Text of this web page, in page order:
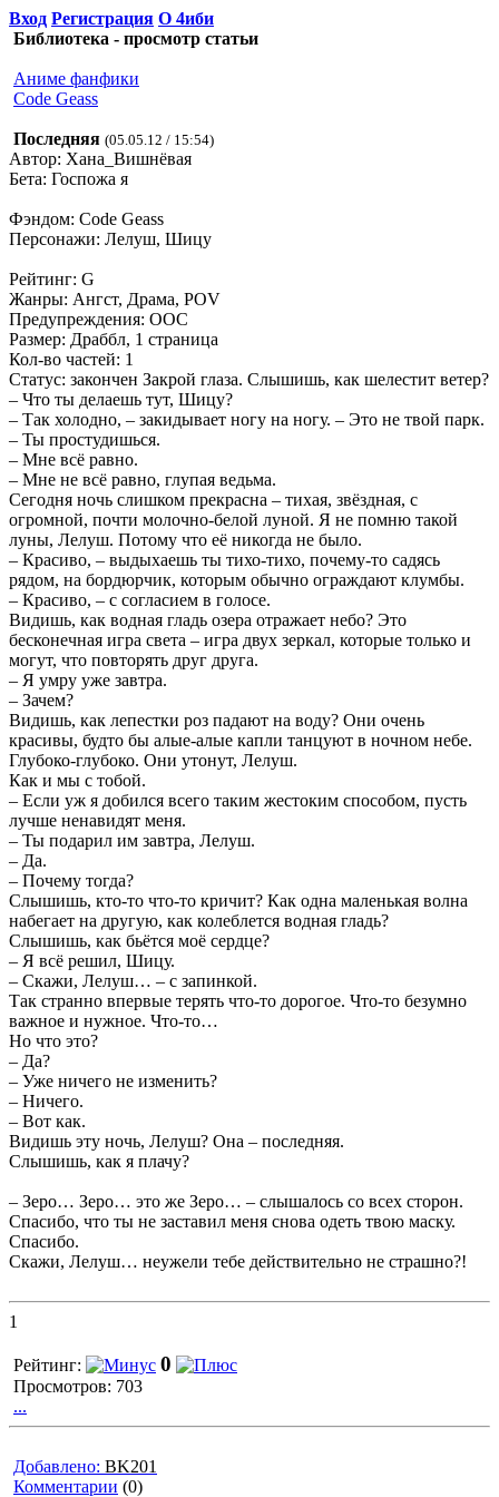
Вход Регистрация О 4иби
Библиотека - просмотр статьи
Аниме фанфики
Code Geass
Последняя (05.05.12 / 15:54)
Автор: Хана_Вишнёвая
Бета: Госпожа я
Фэндом: Code Geass
Персонажи: Лелуш, Шицу
Рейтинг: G
Жанры: Ангст, Драма, POV
Предупреждения: OOC
Размер: Драббл, 1 страница
Кол-во частей: 1
Статус: закончен Закрой глаза. Слышишь, как шелестит ветер?
– Что ты делаешь тут, Шицу?
– Так холодно, – закидывает ногу на ногу. – Это не твой парк.
– Ты простудишься.
– Мне всё равно.
– Мне не всё равно, глупая ведьма.
Сегодня ночь слишком прекрасна – тихая, звёздная, с
огромной, почти молочно-белой луной. Я не помню такой
луны, Лелуш. Потому что её никогда не было.
– Красиво, – выдыхаешь ты тихо-тихо, почему-то садясь
рядом, на бордюрчик, которым обычно ограждают клумбы.
– Красиво, – с согласием в голосе.
Видишь, как водная гладь озера отражает небо? Это
бесконечная игра света – игра двух зеркал, которые только и
могут, что повторять друг друга.
– Я умру уже завтра.
– Зачем?
Видишь, как лепестки роз падают на воду? Они очень
красивы, будто бы алые-алые капли танцуют в ночном небе.
Глубоко-глубоко. Они утонут, Лелуш.
Как и мы с тобой.
– Если уж я добился всего таким жестоким способом, пусть
лучше ненавидят меня.
– Ты подарил им завтра, Лелуш.
– Да.
– Почему тогда?
Слышишь, кто-то что-то кричит? Как одна маленькая волна
набегает на другую, как колеблется водная гладь?
Слышишь, как бьётся моё сердце?
– Я всё решил, Шицу.
– Скажи, Лелуш… – с запинкой.
Так странно впервые терять что-то дорогое. Что-то безумно
важное и нужное. Что-то…
Но что это?
– Да?
– Уже ничего не изменить?
– Ничего.
– Вот как.
Видишь эту ночь, Лелуш? Она – последняя.
Слышишь, как я плачу?
– Зеро… Зеро… это же Зеро… – слышалось со всех сторон.
Спасибо, что ты не заставил меня снова одеть твою маску.
Спасибо.
Скажи, Лелуш… неужели тебе действительно не страшно?!
1
Рейтинг: 0
Просмотров: 703
...
Добавлено: BK201
Комментарии (0)